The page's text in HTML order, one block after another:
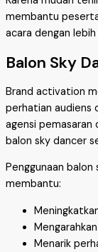
membantu
acara dengan lebih
Balon Sky
Brand activation
perhatian audiens
agensi pemasaran
balon sky dancer
Penggunaan
membantu:
Menarik